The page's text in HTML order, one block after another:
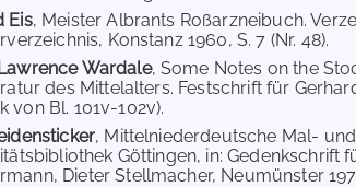
Eis, Meister Albrants Roßarzneibuch.
Konstanz 1960, S. 7 (Nr. 48).
Wardale, Some Notes on the
des Mittelalters. Festschrift für
von Bl. 101v-102v).
, Mittelniederdeutsche Mal-
Göttingen, in: Gedenkschrift
Dieter Stellmacher, Neumünster